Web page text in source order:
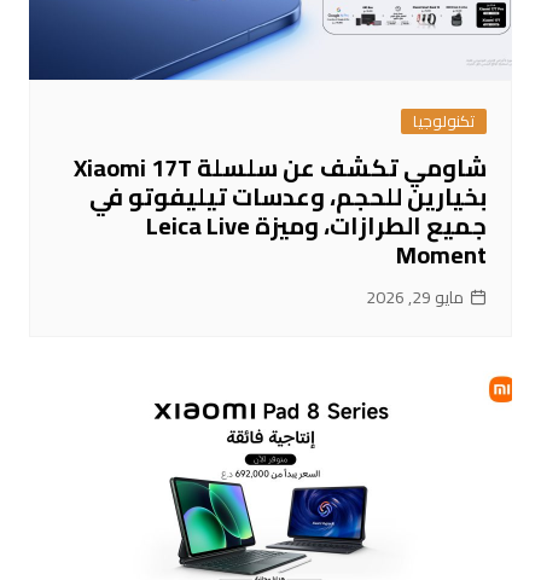
تكنولوجيا
شاومي تكشف عن سلسلة Xiaomi 17T
بخيارين للحجم، وعدسات تيليفوتو في
جميع الطرازات، وميزة Leica Live
Moment
مايو 29, 2026